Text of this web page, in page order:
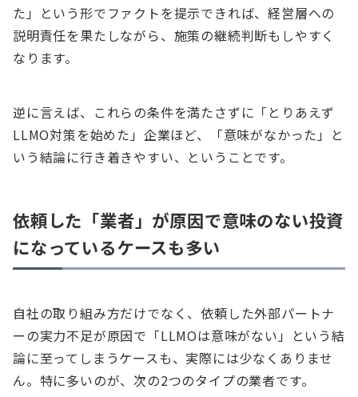
た」という形でファクトを提示できれば、経営層への
説明責任を果たしながら、施策の継続判断もしやすく
なります。
逆に言えば、これらの条件を満たさずに「とりあえず
LLMO対策を始めた」企業ほど、「意味がなかった」と
いう結論に行き着きやすい、ということです。
依頼した「業者」が原因で意味のない投資
になっているケースも多い
自社の取り組み方だけでなく、依頼した外部パートナ
ーの実力不足が原因で「LLMOは意味がない」という結
論に至ってしまうケースも、実際には少なくありませ
ん。特に多いのが、次の2つのタイプの業者です。